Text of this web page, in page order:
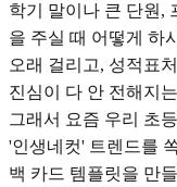
학기 말이나 큰 단원,
을 주실 때 어떻게 하
오래 걸리고, 성적표
진심이 다 안 전해지
그래서 요즘 우리 초
'인생네컷' 트렌드를
백 카드 템플릿을 만